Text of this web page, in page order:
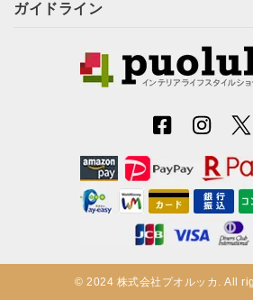
ガイドライン
© 2024 株式会社プオルッカ. All